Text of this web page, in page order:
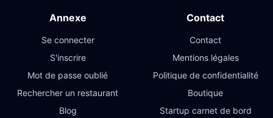
Annexe
Se connecter
S'inscrire
Mot de passe oublié
Rechercher un restaurant
Blog
Contact
Contact
Mentions légales
Politique de confidentialité
Boutique
Startup carnet de bord